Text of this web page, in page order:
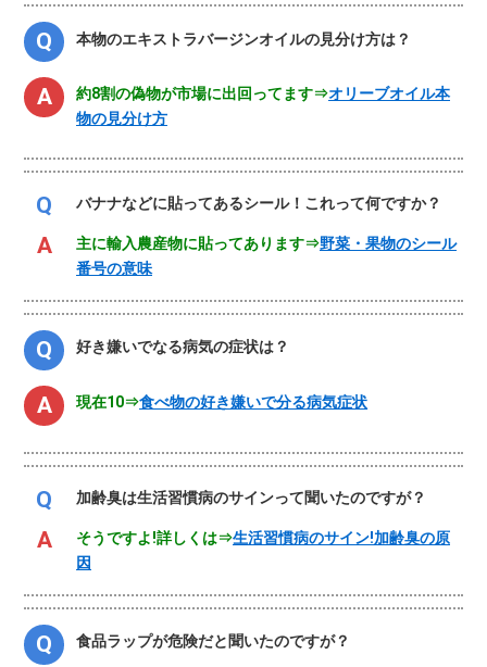
本物のエキストラバージンオイルの見分け方は？
約8割の偽物が市場に出回ってます⇒オリーブオイル本
物の見分け方
バナナなどに貼ってあるシール！これって何ですか？
主に輸入農産物に貼ってあります⇒野菜・果物のシール
番号の意味
好き嫌いでなる病気の症状は？
現在10⇒食べ物の好き嫌いで分る病気症状
加齢臭は生活習慣病のサインって聞いたのですが？
そうですよ!詳しくは⇒生活習慣病のサイン!加齢臭の原
因
食品ラップが危険だと聞いたのですが？